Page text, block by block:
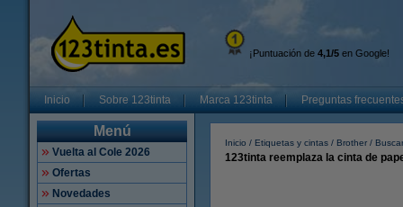
¡Puntuación de 4,1/5 en Google!
Inicio Sobre 123tinta Marca 123tinta Preguntas
Menú
Vuelta al Cole 2026
Ofertas
Novedades
Inicio Etiquetas y cintas Brother
123tinta reemplaza la cinta de